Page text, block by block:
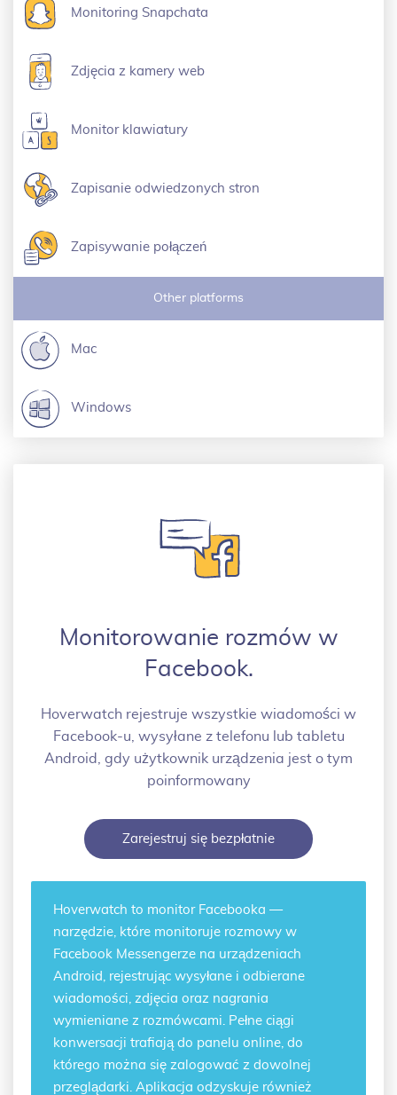
Monitoring Snapchata
Zdjęcia z kamery web
Monitor klawiatury
Zapisanie odwiedzonych stron
Zapisywanie połączeń
Other platforms
Mac
Windows
Monitorowanie rozmów w
Facebook.
Hoverwatch rejestruje wszystkie wiadomości w
Facebook-u, wysyłane z telefonu lub tabletu
Android, gdy użytkownik urządzenia jest o tym
poinformowany
Zarejestruj się bezpłatnie
Hoverwatch to monitor Facebooka —
narzędzie, które monitoruje rozmowy w
Facebook Messengerze na urządzeniach
Android, rejestrując wysyłane i odbierane
wiadomości, zdjęcia oraz nagrania
wymieniane z rozmówcami. Pełne ciągi
konwersacji trafiają do panelu online, do
którego można się zalogować z dowolnej
przeglądarki. Aplikacja odzyskuje również